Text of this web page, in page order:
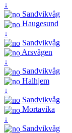
↓
Sandvikvåg
Haugesund
↓
Sandvikvåg
Arsvågen
↓
Sandvikvåg
Halhjem
↓
Sandvikvåg
Mortavika
↓
Sandvikvåg